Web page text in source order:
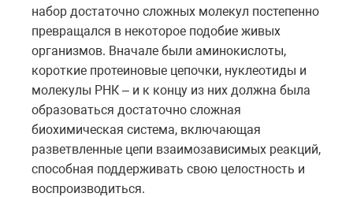
набор достаточно сложных молекул постепенно
превращался в некоторое подобие живых
организмов. Вначале были аминокислоты,
короткие протеиновые цепочки, нуклеотиды и
молекулы РНК – и к концу из них должна была
образоваться достаточно сложная
биохимическая система, включающая
разветвленные цепи взаимозависимых реакций,
способная поддерживать свою целостность и
воспроизводиться.